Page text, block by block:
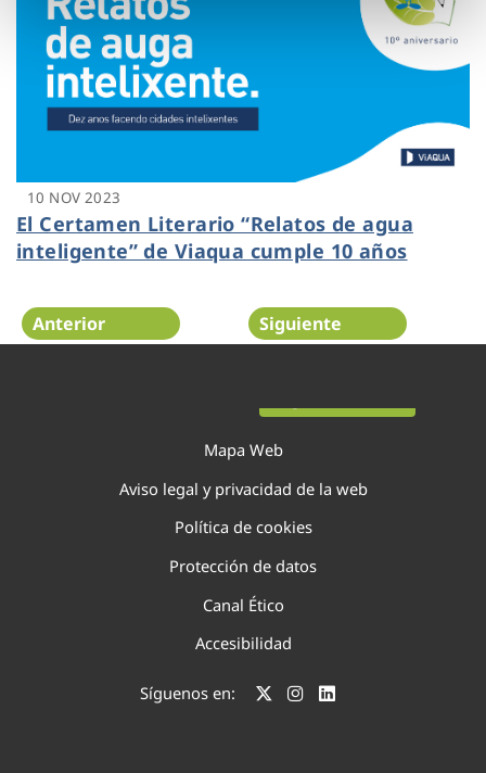
10 NOV 2023
El Certamen Literario “Relatos de agua
inteligente” de Viaqua cumple 10 años
Anterior Siguiente
Mapa Web
Aviso legal y privacidad de la web
Política de cookies
Protección de datos
Canal Ético
Accesibilidad
Síguenos en: